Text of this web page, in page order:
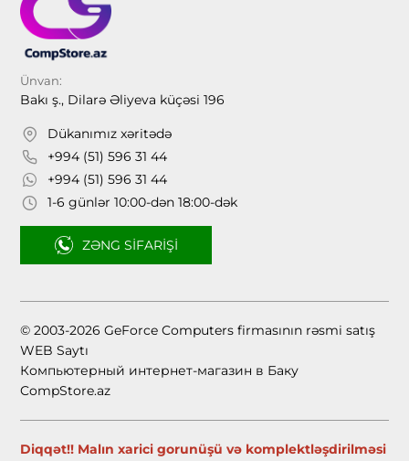
Ünvan:
Bakı ş., Dilarə Əliyeva küçəsi 196
Dükanımız xəritədə
+994 (51) 596 31 44
+994 (51) 596 31 44
1-6 günlər 10:00-dən 18:00-dək
ZƏNG SIFARIŞI
© 2003-2026 GeForce Computers firmasının rəsmi satış
WEB Saytı
Компьютерный интернет-магазин в Баку
CompStore.az
Diqqət!! Malın xarici gorunüşü və komplektləşdirilməsi